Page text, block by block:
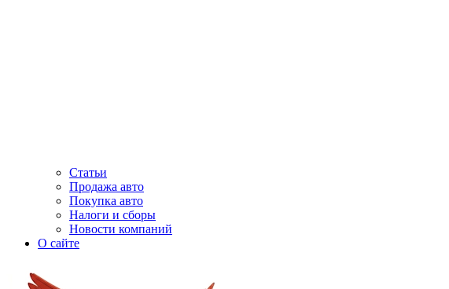
Статьи
Продажа авто
Покупка авто
Налоги и сборы
Новости компаний
О сайте